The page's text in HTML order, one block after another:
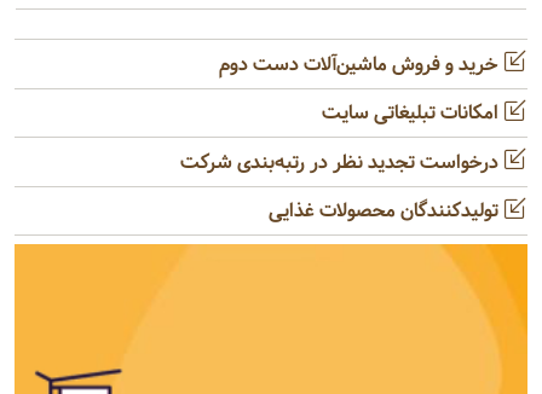
خرید و فروش ماشین‌آلات دست دوم
امکانات تبلیغاتی سایت
درخواست تجدید نظر در رتبه‌بندی شرکت
تولیدکنندگان محصولات غذایی